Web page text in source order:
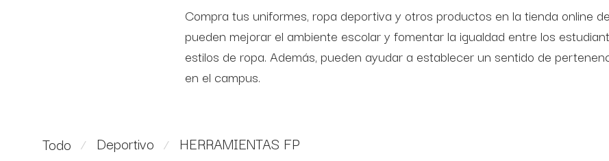
Compra tus uniformes, ropa deportiva y otros productos en la tienda online
pueden mejorar el ambiente escolar y fomentar la igualdad entre los
estilos de ropa. Además, pueden ayudar a establecer un sentido de
en el campus.
Todo ⁄ Deportivo ⁄ HERRAMIENTAS FP